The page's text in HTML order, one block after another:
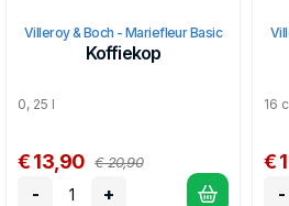
Villeroy & Boch - Mariefleur Basic
Koffiekop
0, 25 l
€ 13,90 € 20,90
- +
16
€
-